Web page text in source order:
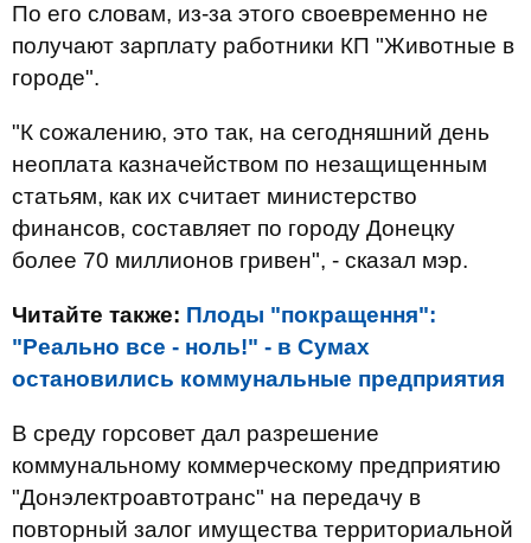
По его словам, из-за этого своевременно не
получают зарплату работники КП "Животные в
городе".
"К сожалению, это так, на сегодняшний день
неоплата казначейством по незащищенным
статьям, как их считает министерство
финансов, составляет по городу Донецку
более 70 миллионов гривен", - сказал мэр.
Читайте также: Плоды "покращення":
"Реально все - ноль!" - в Сумах
остановились коммунальные предприятия
В среду горсовет дал разрешение
коммунальному коммерческому предприятию
"Донэлектроавтотранс" на передачу в
повторный залог имущества территориальной